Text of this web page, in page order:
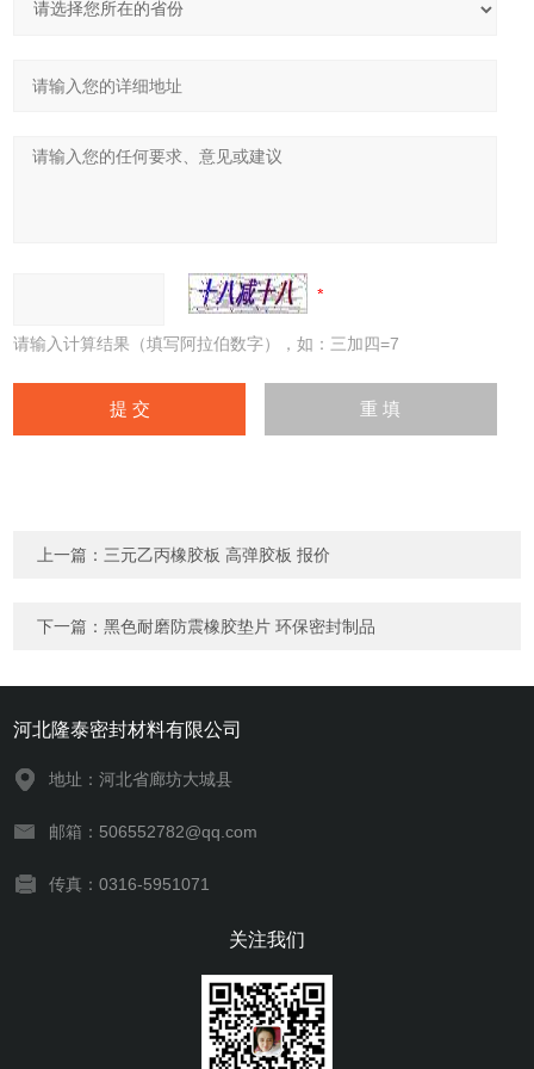
请输入计算结果（填写阿拉伯数字），如：三加四=7
上一篇： 三元乙丙橡胶板 高弹胶板 报价
下一篇：黑色耐磨防震橡胶垫片 环保密封制品
河北隆泰密封材料有限公司
地址：河北省廊坊大城县
邮箱：506552782@qq.com
传真：0316-5951071
关注我们